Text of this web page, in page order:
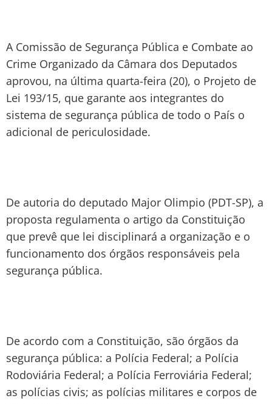
A Comissão de Segurança Pública e Combate ao
Crime Organizado da Câmara dos Deputados
aprovou, na última quarta-feira (20), o Projeto de
Lei 193/15, que garante aos integrantes do
sistema de segurança pública de todo o País o
adicional de periculosidade.
De autoria do deputado Major Olimpio (PDT-SP), a
proposta regulamenta o artigo da Constituição
que prevê que lei disciplinará a organização e o
funcionamento dos órgãos responsáveis pela
segurança pública.
De acordo com a Constituição, são órgãos da
segurança pública: a Polícia Federal; a Polícia
Rodoviária Federal; a Polícia Ferroviária Federal;
as polícias civis; as polícias militares e corpos de